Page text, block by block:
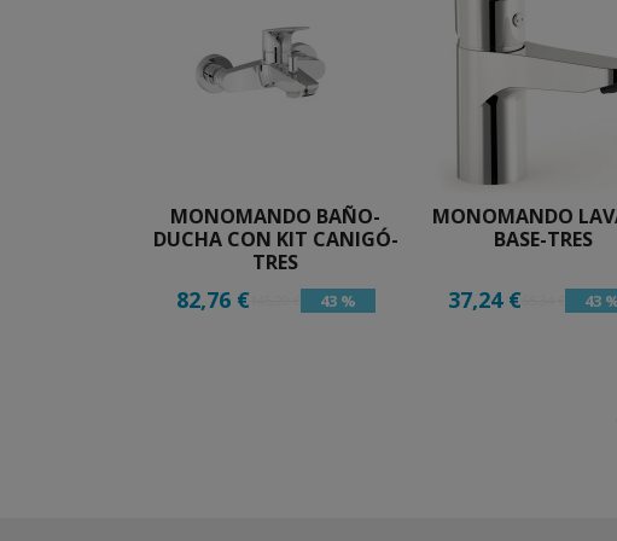
MONOMANDO BAÑO-
DUCHA CON KIT CANIGÓ-
TRES
82,76 € 43 %
MONOMANDO
BASE-TRES
37,24 € 43